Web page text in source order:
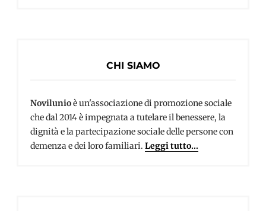
CHI SIAMO
Novilunioè un'associazione di promozione sociale
che dal 2014 è impegnata a tutelare il benessere, la
dignità e la partecipazione sociale delle persone con
demenza e dei loro familiari. Leggi tutto...